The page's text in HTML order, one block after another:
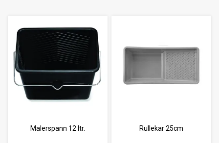
Malerspann 12 ltr. Rullekar 25cm